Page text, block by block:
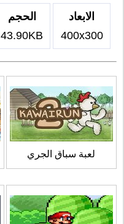
الابعاد
400x300
الحجم
43.90KB
لعبة سباق الجري